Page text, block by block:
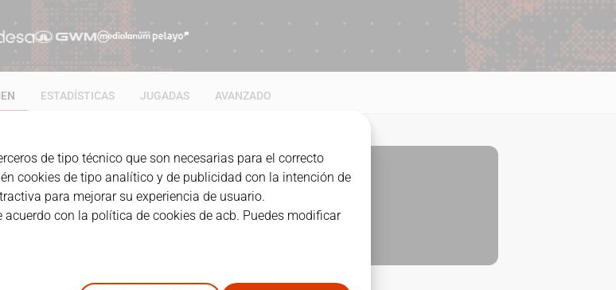
72
ESTADÍSTICAS JUGADAS AVANZADO
3C 4C
de tipo técnico que son necesarias para el correcto
cookies de tipo analítico y de publicidad con la intención de
para mejorar su experiencia de usuario.
acuerdo con la política de cookies de acb. Puedes modificar